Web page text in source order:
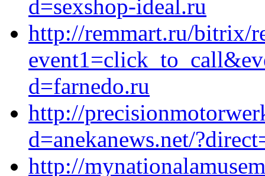
d=sexshop-ideal.ru
http://remmart.ru/bitrix/
d=farnedo.ru
http://
d=anekanews.net/
http://